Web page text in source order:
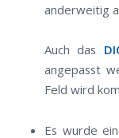
anderweitig
Auch das
angepasst
Feld wird
Es wurde